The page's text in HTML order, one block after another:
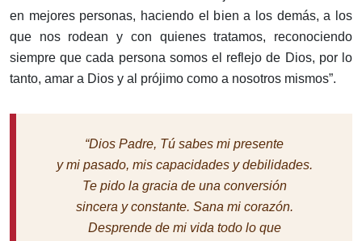
en mejores personas, haciendo el bien a los demás, a los
que nos rodean y con quienes tratamos, reconociendo
siempre que cada persona somos el reflejo de Dios, por lo
tanto, amar a Dios y al prójimo como a nosotros mismos”.
“Dios Padre, Tú sabes mi presente
y mi pasado, mis capacidades y debilidades.
Te pido la gracia de una conversión
sincera y constante. Sana mi corazón.
Desprende de mi vida todo lo que